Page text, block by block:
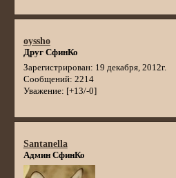
oyssho
Друг СфинКо
Зарегистрирован: 19 декабря, 2012г.
Сообщений: 2214
Уважение: [+13/-0]
Santanella
Админ СфинКо